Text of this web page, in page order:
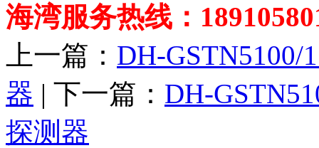
海湾服务热线：
上一篇： DH-
器 | 下一篇： DH-
探测器